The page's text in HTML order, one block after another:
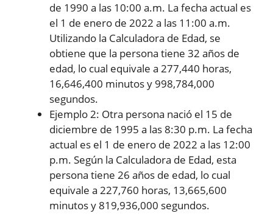
de 1990 a las 10:00 a.m. La fecha actual es
el 1 de enero de 2022 a las 11:00 a.m.
Utilizando la Calculadora de Edad, se
obtiene que la persona tiene 32 años de
edad, lo cual equivale a 277,440 horas,
16,646,400 minutos y 998,784,000
segundos.
Ejemplo 2: Otra persona nació el 15 de
diciembre de 1995 a las 8:30 p.m. La fecha
actual es el 1 de enero de 2022 a las 12:00
p.m. Según la Calculadora de Edad, esta
persona tiene 26 años de edad, lo cual
equivale a 227,760 horas, 13,665,600
minutos y 819,936,000 segundos.